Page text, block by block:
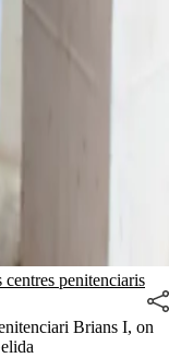
centres penitenciaris
Brians I, on